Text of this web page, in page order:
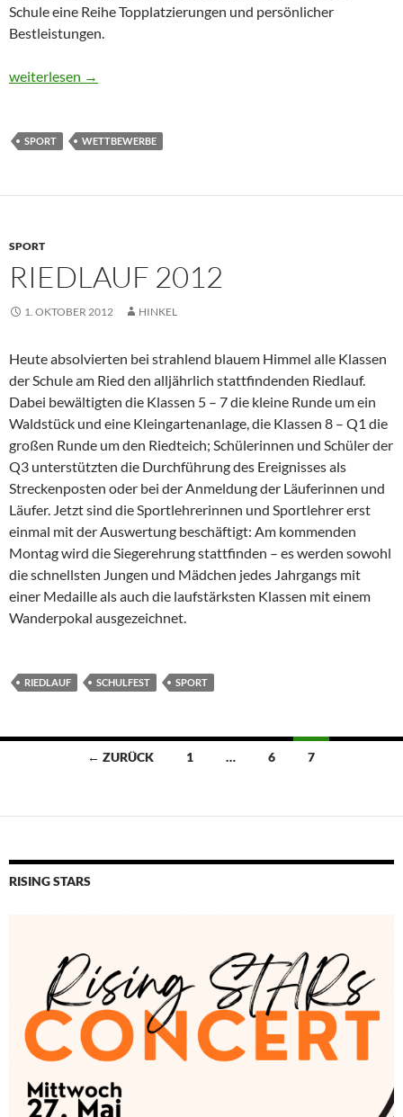
Schule eine Reihe Topplatzierungen und persönlicher
Bestleistungen.
Herausragende Leistungen beim 19. Frankfurter Cross-
weiterlesen →
SPORT WETTBEWERBE
SPORT
RIEDLAUF 2012
1. OKTOBER 2012 HINKEL
Heute absolvierten bei strahlend blauem Himmel alle Klassen
der Schule am Ried den alljährlich stattfindenden Riedlauf.
Dabei bewältigten die Klassen 5 – 7 die kleine Runde um ein
Waldstück und eine Kleingartenanlage, die Klassen 8 – Q1 die
großen Runde um den Riedteich; Schülerinnen und Schüler der
Q3 unterstützten die Durchführung des Ereignisses als
Streckenposten oder bei der Anmeldung der Läuferinnen und
Läufer. Jetzt sind die Sportlehrerinnen und Sportlehrer erst
einmal mit der Auswertung beschäftigt: Am kommenden
Montag wird die Siegerehrung stattfinden – es werden sowohl
die schnellsten Jungen und Mädchen jedes Jahrgangs mit
einer Medaille als auch die laufstärksten Klassen mit einem
Wanderpokal ausgezeichnet.
RIEDLAUF SCHULFEST SPORT
Beitragsnavigation
← ZURÜCK 1 … 6 7
RISING STARS